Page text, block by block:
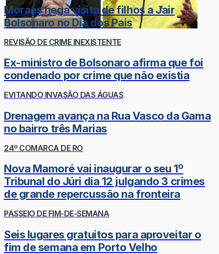
Moraes nega visita de filhos a Jair
Bolsonaro no Dia dos Pais
REVISÃO DE CRIME INEXISTENTE
Ex-ministro de Bolsonaro afirma que foi
condenado por crime que não existia
EVITANDO INVASÃO DAS ÁGUAS
Drenagem avança na Rua Vasco da Gama
no bairro três Marias
24º COMARCA DE RO
Nova Mamoré vai inaugurar o seu 1º
Tribunal do Júri dia 12 julgando 3 crimes
de grande repercussão na fronteira
PASSEIO DE FIM-DE-SEMANA
Seis lugares gratuitos para aproveitar o
fim de semana em Porto Velho